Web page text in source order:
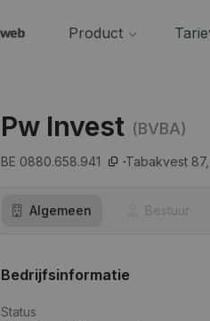
Product
Pw Invest (BVBA)
BE 0880.658.941 Tabakvest 87,
Algemeen Bestuur
Bedrijfsinformatie
Status